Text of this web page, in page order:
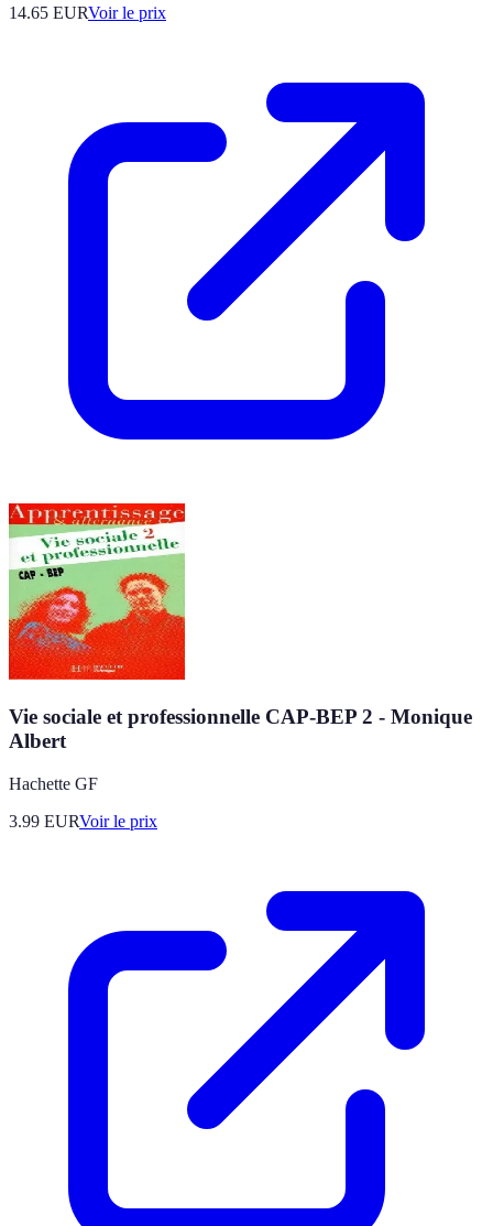
14.65 EURVoir le prix
Vie sociale et professionnelle CAP-BEP 2 - Monique
Albert
Hachette GF
3.99 EURVoir le prix